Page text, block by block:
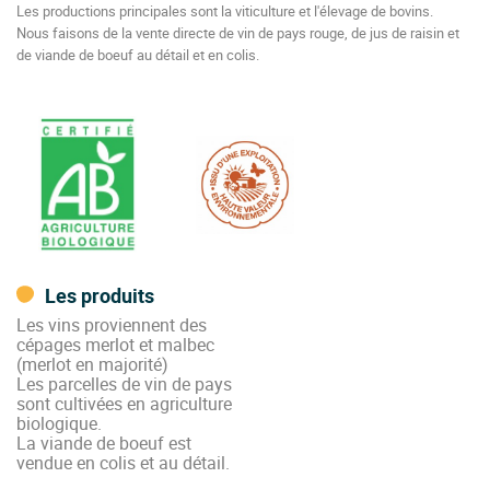
Les productions principales sont la viticulture et l'élevage de bovins.
Nous faisons de la vente directe de vin de pays rouge, de jus de raisin et
de viande de boeuf au détail et en colis.
Les produits
Les vins proviennent des
cépages merlot et malbec
(merlot en majorité)
Les parcelles de vin de pays
sont cultivées en agriculture
biologique.
La viande de boeuf est
vendue en colis et au détail.